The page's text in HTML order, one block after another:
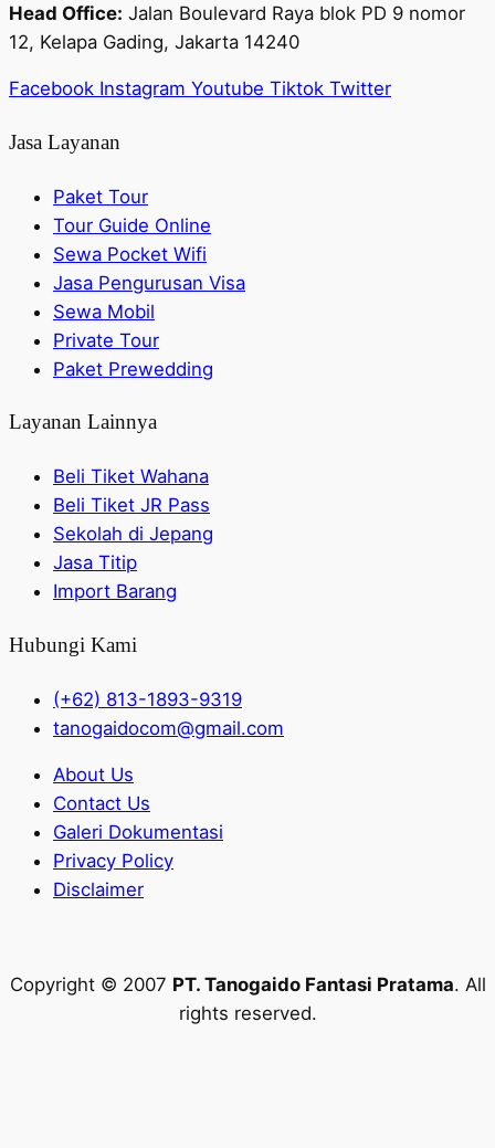
Head Office: Jalan Boulevard Raya blok PD 9 nomor
12, Kelapa Gading, Jakarta 14240
Facebook Instagram Youtube Tiktok Twitter
Jasa Layanan
Paket Tour
Tour Guide Online
Sewa Pocket Wifi
Jasa Pengurusan Visa
Sewa Mobil
Private Tour
Paket Prewedding
Layanan Lainnya
Beli Tiket Wahana
Beli Tiket JR Pass
Sekolah di Jepang
Jasa Titip
Import Barang
Hubungi Kami
(+62) 813-1893-9319
tanogaidocom@gmail.com
About Us
Contact Us
Galeri Dokumentasi
Privacy Policy
Disclaimer
Copyright © 2007 PT. Tanogaido Fantasi Pratama. All
rights reserved.